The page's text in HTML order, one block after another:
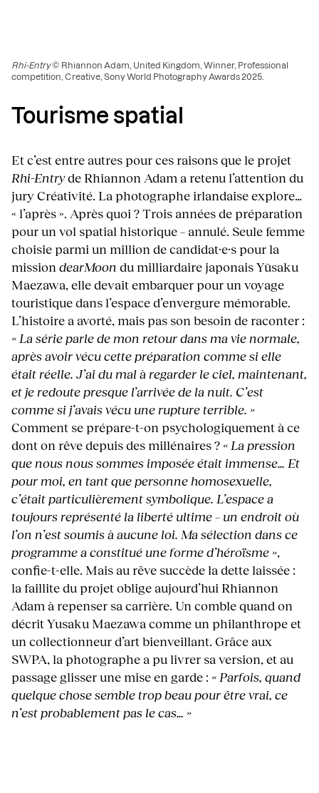
Rhi-Entry© Rhiannon Adam, United Kingdom, Winner, Professional
competition, Creative, Sony World Photography Awards 2025.
Tourisme spatial
Et c’est entre autres pour ces raisons que le projet
Rhi-Entryde Rhiannon Adam a retenu l’attention du
jury Créativité. La photographe irlandaise explore…
« l’après ». Après quoi ? Trois années de préparation
pour un vol spatial historique – annulé. Seule femme
choisie parmi un million de candidat·e·s pour la
mission dearMoon du milliardaire japonais Yūsaku
Maezawa, elle devait embarquer pour un voyage
touristique dans l’espace d’envergure mémorable.
L’histoire a avorté, mais pas son besoin de raconter :
« La série parle de mon retour dans ma vie normale,
après avoir vécu cette préparation comme si elle
était réelle. J’ai du mal à regarder le ciel, maintenant,
et je redoute presque l’arrivée de la nuit. C’est
comme si j’avais vécu une rupture terrible. »
Comment se prépare-t-on psychologiquement à ce
dont on rêve depuis des millénaires ? « La pression
que nous nous sommes imposée était immense… Et
pour moi, en tant que personne homosexuelle,
c’était particulièrement symbolique. L’espace a
toujours représenté la liberté ultime – un endroit où
l’on n’est soumis à aucune loi. Ma sélection dans ce
programme a constitué une forme d’héroïsme »,
confie-t-elle. Mais au rêve succède la dette laissée :
la faillite du projet oblige aujourd’hui Rhiannon
Adam à repenser sa carrière. Un comble quand on
décrit Yusaku Maezawa comme un philanthrope et
un collectionneur d’art bienveillant. Grâce aux
SWPA, la photographe a pu livrer sa version, et au
passage glisser une mise en garde : « Parfois, quand
quelque chose semble trop beau pour être vrai, ce
n’est probablement pas le cas… »